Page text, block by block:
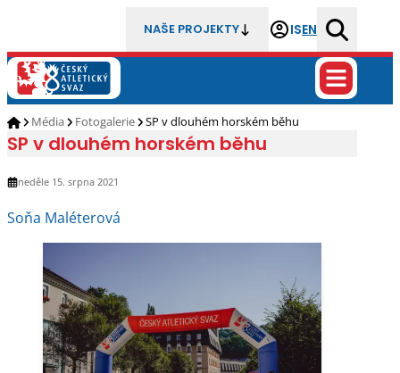
NAŠE PROJEKTY ISEN
Média Fotogalerie SP v dlouhém horském běhu
SP v dlouhém horském běhu
neděle 15. srpna 2021
Soňa Maléterová